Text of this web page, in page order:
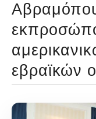
εβραϊκών